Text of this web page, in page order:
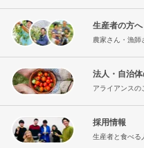
生産者の方へ
農家さん・漁師
法人・自治
アライアンスの
採用情報
生産者と食べる